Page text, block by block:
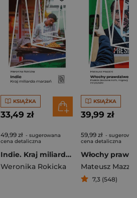
KSIĄŻKA
33,49 zł
49,99 zł - sugerowana
cena detaliczna
Indie. Kraj miliarda marzeń
Weronika Rokicka
KSIĄŻKA
39,99 zł
59,99 zł -
cena detaliczna
Mateusz
7,3 (548)